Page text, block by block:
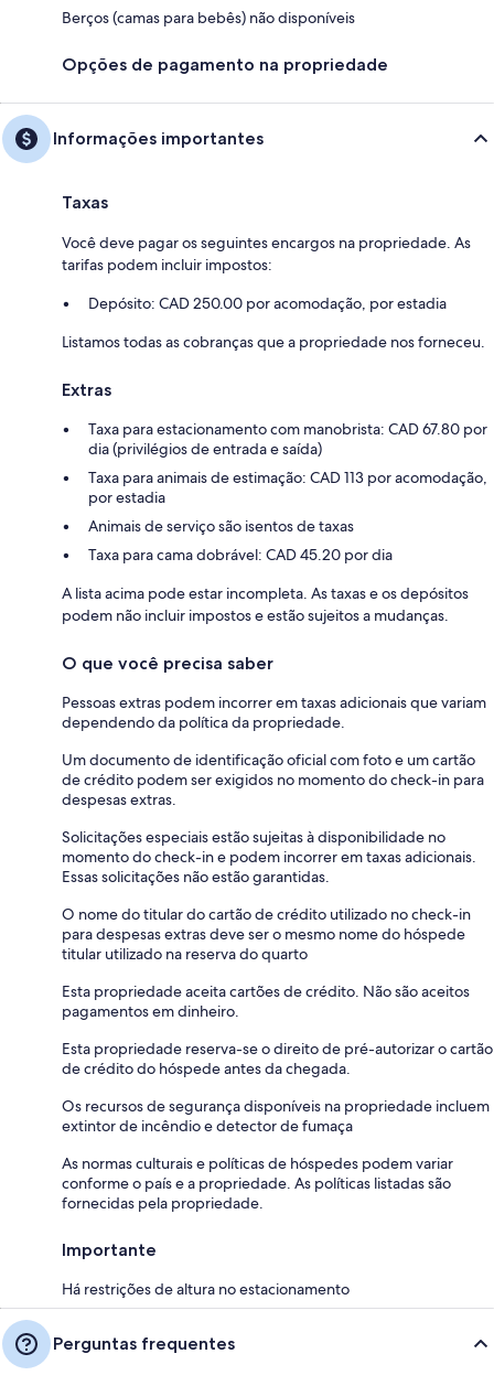
Berços (camas para bebês) não disponíveis
Opções de pagamento na propriedade
Informações importantes
Taxas
Você deve pagar os seguintes encargos na propriedade. As
tarifas podem incluir impostos:
Depósito: CAD 250.00 por acomodação, por estadia
Listamos todas as cobranças que a propriedade nos forneceu.
Extras
Taxa para estacionamento com manobrista: CAD 67.80 por
dia (privilégios de entrada e saída)
Taxa para animais de estimação: CAD 113 por acomodação,
por estadia
Animais de serviço são isentos de taxas
Taxa para cama dobrável: CAD 45.20 por dia
A lista acima pode estar incompleta. As taxas e os depósitos
podem não incluir impostos e estão sujeitos a mudanças.
O que você precisa saber
Pessoas extras podem incorrer em taxas adicionais que variam
dependendo da política da propriedade.
Um documento de identificação oficial com foto e um cartão
de crédito podem ser exigidos no momento do check-in para
despesas extras.
Solicitações especiais estão sujeitas à disponibilidade no
momento do check-in e podem incorrer em taxas adicionais.
Essas solicitações não estão garantidas.
O nome do titular do cartão de crédito utilizado no check-in
para despesas extras deve ser o mesmo nome do hóspede
titular utilizado na reserva do quarto
Esta propriedade aceita cartões de crédito. Não são aceitos
pagamentos em dinheiro.
Esta propriedade reserva-se o direito de pré-autorizar o cartão
de crédito do hóspede antes da chegada.
Os recursos de segurança disponíveis na propriedade incluem
extintor de incêndio e detector de fumaça
As normas culturais e políticas de hóspedes podem variar
conforme o país e a propriedade. As políticas listadas são
fornecidas pela propriedade.
Importante
Há restrições de altura no estacionamento
Perguntas frequentes